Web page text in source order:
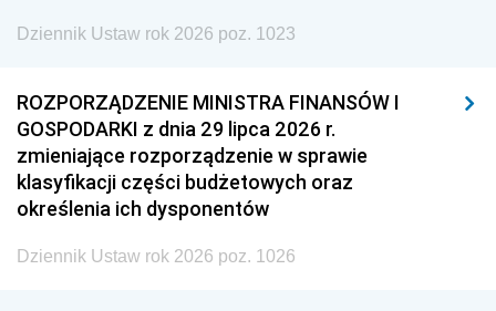
Dziennik Ustaw rok 2026 poz. 1023
ROZPORZĄDZENIE MINISTRA FINANSÓW I
GOSPODARKI z dnia 29 lipca 2026 r.
zmieniające rozporządzenie w sprawie
klasyfikacji części budżetowych oraz
określenia ich dysponentów
Dziennik Ustaw rok 2026 poz. 1026